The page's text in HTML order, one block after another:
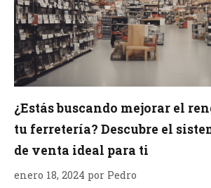
¿Estás buscando mejorar el
tu ferretería? Descubre el
de venta ideal para ti
enero 18, 2024 por Pedro